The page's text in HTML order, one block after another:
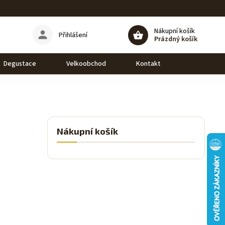
Nákupní košík
Prázdný košík
Přihlášení
Degustace Velkoobchod Kontakt
Nákupní košík